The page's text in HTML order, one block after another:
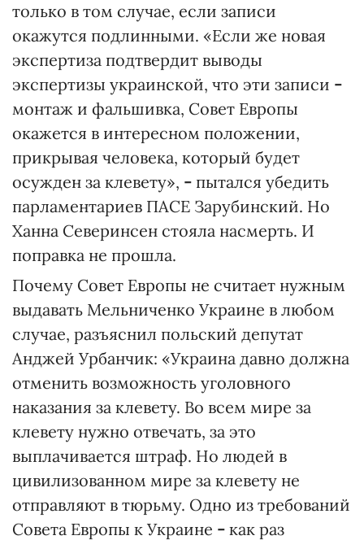
только в том случае, если записи
окажутся подлинными. «Если же новая
экспертиза подтвердит выводы
экспертизы украинской, что эти записи -
монтаж и фальшивка, Совет Европы
окажется в интересном положении,
прикрывая человека, который будет
осужден за клевету», - пытался убедить
парламентариев ПАСЕ Зарубинский. Но
Ханна Северинсен стояла насмерть. И
поправка не прошла.
Почему Совет Европы не считает нужным
выдавать Мельниченко Украине в любом
случае, разъяснил польский депутат
Анджей Урбанчик: «Украина давно должна
отменить возможность уголовного
наказания за клевету. Во всем мире за
клевету нужно отвечать, за это
выплачивается штраф. Но людей в
цивилизованном мире за клевету не
отправляют в тюрьму. Одно из требований
Совета Европы к Украине - как раз